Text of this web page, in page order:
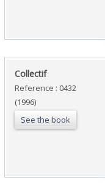
‎Collectif‎
Reference : 0432
(1996)
See the book